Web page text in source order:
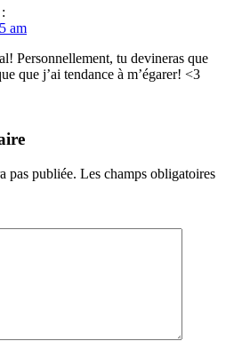
am
Personnellement, tu devineras que
que j’ai tendance à m’égarer! <3
pas publiée. Les champs obligatoires